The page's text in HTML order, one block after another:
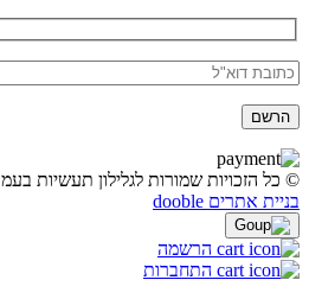
© כל הזכויות שמורות לגלילון תעשיות בעמ
בניית אתרים dooble
הרשמה
התחברות